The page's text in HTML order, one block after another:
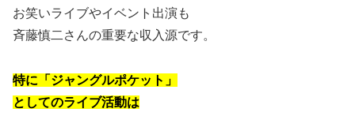
お笑いライブやイベント出演も
斉藤慎二さんの重要な収入源です。
特に「ジャングルポケット」
としてのライブ活動は